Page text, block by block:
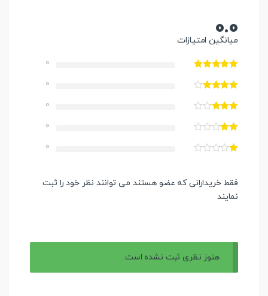
0.0
میانگین امتیازات
0
0
0
0
0
فقط خریدارانی که عضو هستند می توانند نظر خود را ثبت
نمایند
هنوز نظری ثبت نشده است.